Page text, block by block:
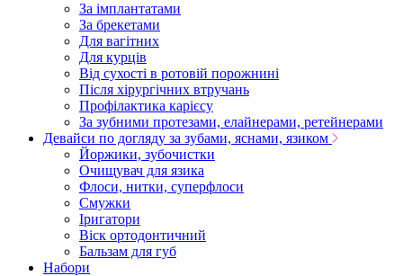
За імплантатами
За брекетами
Для вагітних
Для курців
Від сухості в ротовій порожнині
Після хірургічних втручань
Профілактика карієсу
За зубними протезами, елайнерами, ретейнерами
Девайси по догляду за зубами, яснами, язиком
Йоржики, зубочистки
Очищувач для язика
Флоси, нитки, суперфлоси
Смужки
Іригатори
Віск ортодонтичний
Бальзам для губ
Набори